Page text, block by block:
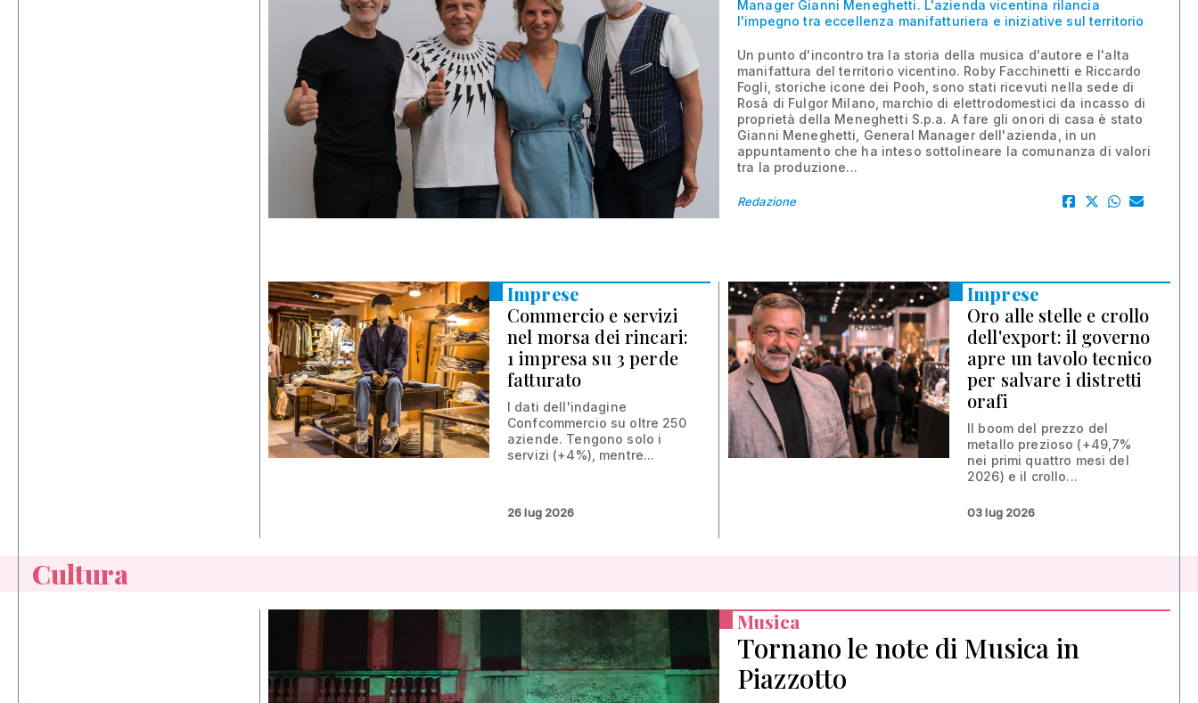
Manager Gianni Meneghetti. L'azienda vicentina rilancia
l'impegno tra eccellenza manifatturiera e iniziative sul territorio
Un punto d'incontro tra la storia della musica d'autore e l'alta
manifattura del territorio vicentino. Roby Facchinetti e Riccardo
Fogli, storiche icone dei Pooh, sono stati ricevuti nella sede di
Rosà di Fulgor Milano, marchio di elettrodomestici da incasso di
proprietà della Meneghetti S.p.a. A fare gli onori di casa è stato
Gianni Meneghetti, General Manager dell'azienda, in un
appuntamento che ha inteso sottolineare la comunanza di valori
tra la produzione...
Redazione
Imprese
Commercio e servizi
nel morsa dei rincari:
1 impresa su 3 perde
fatturato
I dati dell'indagine
Confcommercio su oltre 250
aziende. Tengono solo i
servizi (+4%), mentre...
26 lug 2026
Imprese
Oro alle stelle e crollo
dell'export: il governo
apre un tavolo tecnico
per salvare i distretti
orafi
Il boom del prezzo del
metallo prezioso (+49,7%
nei primi quattro mesi del
2026) e il crollo...
03 lug 2026
Cultura
Musica
Tornano le note di Musica in
Piazzotto